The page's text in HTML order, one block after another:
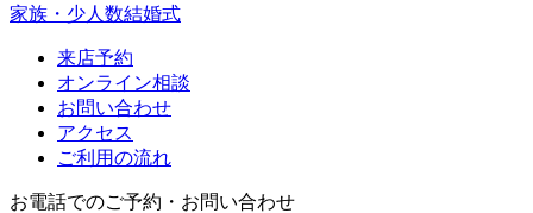
家族・少人数結婚式
来店予約
オンライン相談
お問い合わせ
アクセス
ご利用の流れ
お電話でのご予約・お問い合わせ